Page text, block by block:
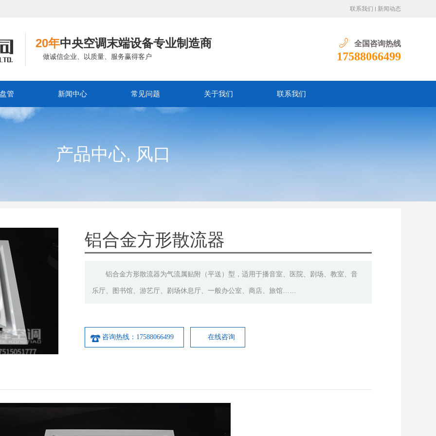
联系我们 新闻动态
20年中央空调末端设备专业制造商
做诚信企业、以质量、服务赢得客户
全国咨询热线
17588066499
管 新闻中心 常见问题 关于我们 联系我们
产品中心,风口
铝合金方形散流器
铝合金方形散流器为气流属贴附（平送）型，适用于播音室、医院、剧场、教室、音
乐厅、图书馆、游艺厅、剧场休息厅、一般办公室、商店、旅馆……
咨询热线：17588066499 在线咨询